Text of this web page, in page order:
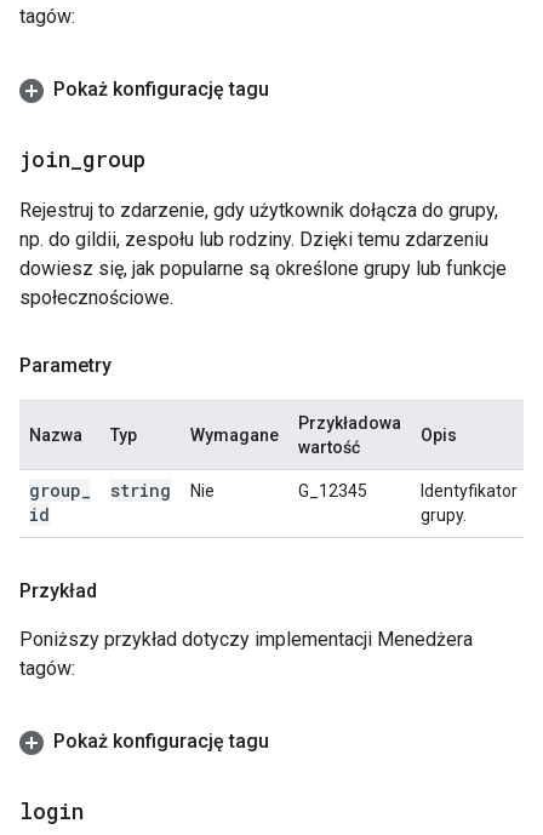
tagów:
Pokaż konfigurację tagu
join group
Rejestruj to zdarzenie, gdy użytkownik dołącza do grupy,
np. do gildii, zespołu lub rodziny. Dzięki temu zdarzeniu
dowiesz się, jak popularne są określone grupy lub funkcje
społecznościowe.
Parametry
Nazwa Typ Wymagane
Przykładowa
wartość
Opis
group
id
string Nie G_12345
Identyfikator
grupy.
Przykład
Poniższy przykład dotyczy implementacji Menedżera
tagów:
Pokaż konfigurację tagu
login